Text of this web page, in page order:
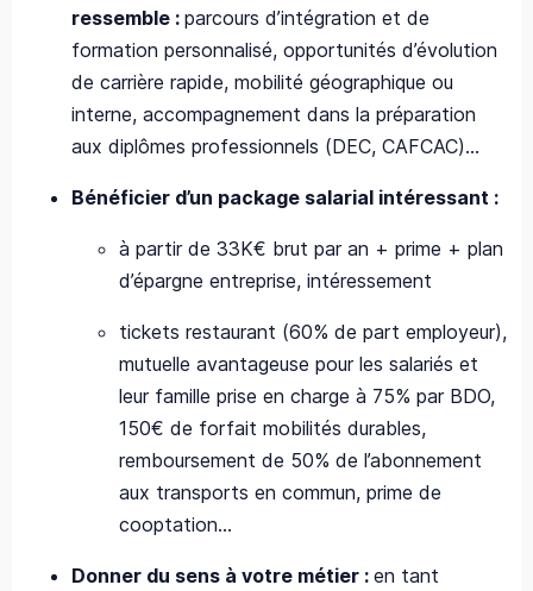
ressemble : parcours d’intégration et de
formation personnalisé, opportunités d’évolution
de carrière rapide, mobilité géographique ou
interne, accompagnement dans la préparation
aux diplômes professionnels (DEC, CAFCAC)…
Bénéficier d’un package salarial intéressant :
à partir de 33K€ brut par an + prime + plan
d’épargne entreprise, intéressement
tickets restaurant (60% de part employeur),
mutuelle avantageuse pour les salariés et
leur famille prise en charge à 75% par BDO,
150€ de forfait mobilités durables,
remboursement de 50% de l’abonnement
aux transports en commun, prime de
cooptation…
Donner du sens à votre métier : en tant